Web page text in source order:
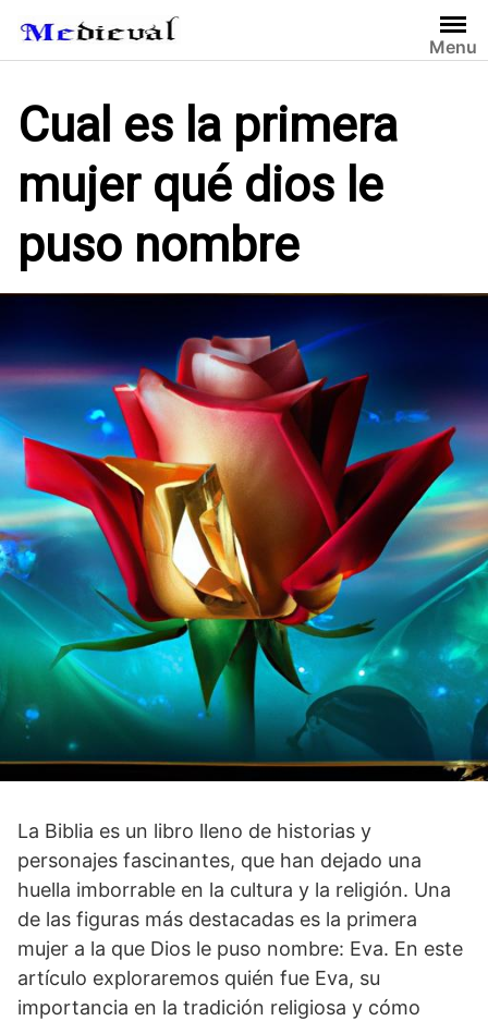
l
t
i
d
o
Menu
Cual es la primera
mujer qué dios le
puso nombre
La⁣ Biblia es un libro ​lleno de historias y
personajes fascinantes,⁣ que han dejado una
huella imborrable en la cultura y la ‍religión. Una
de las figuras más destacadas es la primera
mujer a la que Dios le puso nombre: Eva. En este
artículo ⁤exploraremos ‌quién fue Eva, su
importancia en la tradición religiosa y cómo